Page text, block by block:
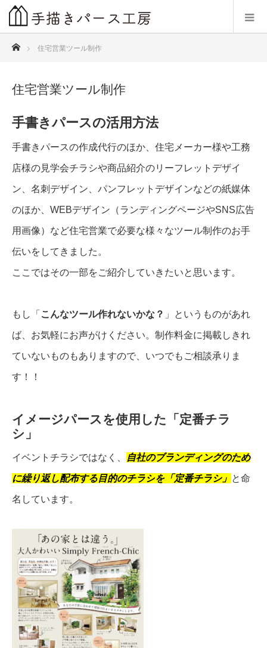
ホーム
住宅営業ツール制作
住宅営業ツール制作
手書きパースの活用方法
手書きパースの作成代行のほか、住宅メーカー様や工務
店様の見学会チラシや商品紹介のリーフレットデザイ
ン、名刺デザイン、パンフレットデザインなどの紙媒体
のほか、WEBデザイン（ランディングページやSNS広告
用画像）など住宅営業で必要な様々なツール制作のお手
伝いをしてきました。
ここではその一部をご紹介していきたいと思います。
もし「 こんなツール作れないかな？ 」というものがあれ
ば、お気軽にお声がけください。制作料金に掲載しきれ
ていないものもありますので、いつでもご相談承りま
す！！
イメージパースを使用した「定番チラ
シ」
イベントチラシではなく、 自社のブランディングのため
に繰り返し配布する目的のチラシを「定番チラシ」 と命
名しています。